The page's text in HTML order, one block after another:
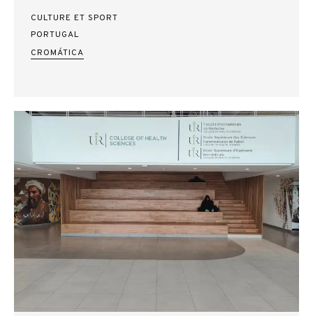
CULTURE ET SPORT
PORTUGAL
CROMÁTICA